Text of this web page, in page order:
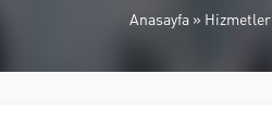
Anasayfa » Hizmetler